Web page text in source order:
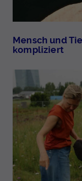
Mensch und
kompliziert